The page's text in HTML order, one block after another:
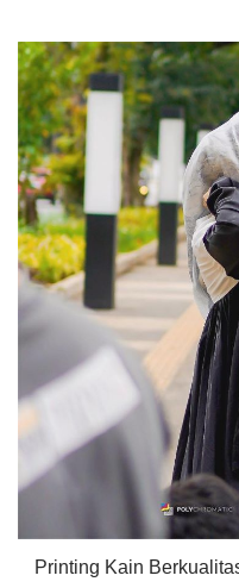
Printing Kain